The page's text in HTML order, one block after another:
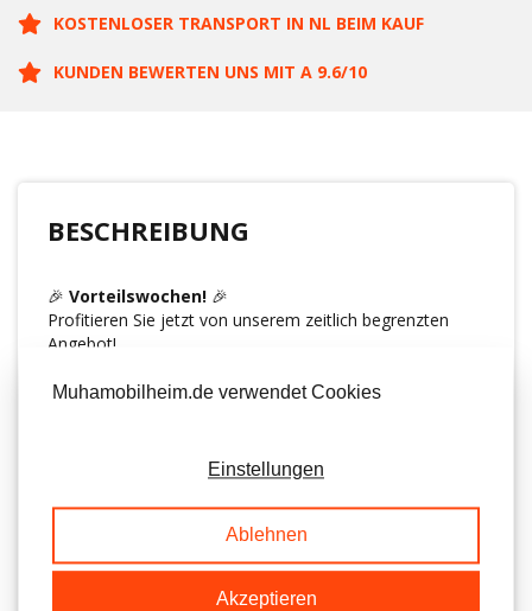
KOSTENLOSER TRANSPORT IN NL BEIM KAUF
KUNDEN BEWERTEN UNS MIT A 9.6/10
BESCHREIBUNG
🎉 Vorteilswochen! 🎉
Profitieren Sie jetzt von unserem zeitlich begrenzten
Angebot!
🎁Extra-Vorteil:Beim Kauf erhalten Siekostenlos
Nutzen Sie diese Gelegenheit und sichern Sie sich diesen
attraktiven Preisvorteil!
Extraktor Kapuze
Fr Gefrierschrank Außenverkleidung
Muhamobilheim.de verwendet Cookies
Einstellungen
Ablehnen
Akzeptieren